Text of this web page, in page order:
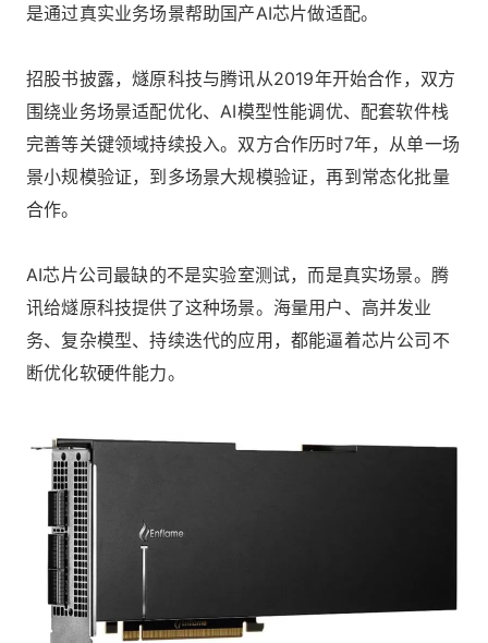
是通过真实业务场景帮助国产AI芯片做适配。
招股书披露，燧原科技与腾讯从2019年开始合作，双方
围绕业务场景适配优化、AI模型性能调优、配套软件栈
完善等关键领域持续投入。双方合作历时7年，从单一场
景小规模验证，到多场景大规模验证，再到常态化批量
合作。
AI芯片公司最缺的不是实验室测试，而是真实场景。腾
讯给燧原科技提供了这种场景。海量用户、高并发业
务、复杂模型、持续迭代的应用，都能逼着芯片公司不
断优化软硬件能力。